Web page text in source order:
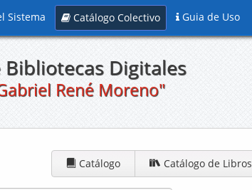
Sistema Catálogo Colectivo Guia de Uso
Digitales
René Moreno"
Catálogo Catálogo de Libros